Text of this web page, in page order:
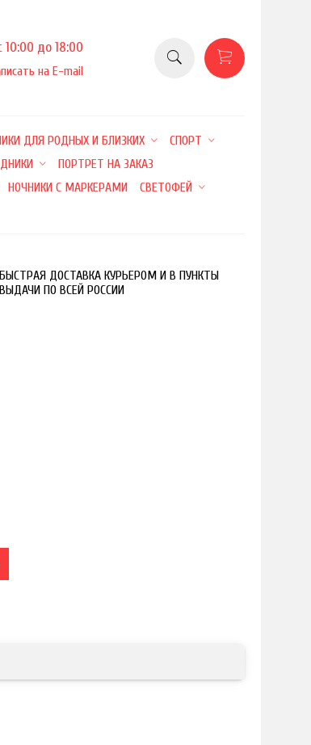
10:00 до 18:00
на E-mail
ДЛЯ РОДНЫХ И БЛИЗКИХ
СПОРТ
ПОРТРЕТ НА ЗАКАЗ
НОЧНИКИ С МАРКЕРАМИ
СВЕТОФЕЙ
БЫСТРАЯ ДОСТАВКА КУРЬЕРОМ И В ПУНКТЫ
ВЫДАЧИ ПО ВСЕЙ РОССИИ